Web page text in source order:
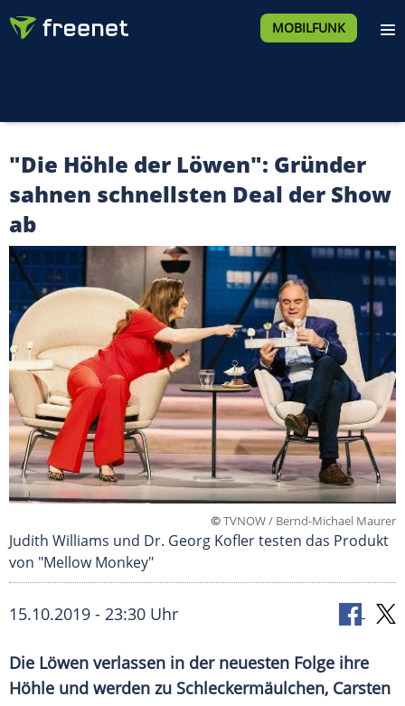
MOBILFUNK
"Die Höhle der Löwen": Gründer
sahnen schnellsten Deal der Show
ab
©TVNOW / Bernd-Michael Maurer
Judith Williams und Dr. Georg Kofler testen das Produkt
von "Mellow Monkey"
15.10.2019 - 23:30 Uhr
Die Löwen verlassen in der neuesten Folge ihre
Höhle und werden zu Schleckermäulchen, Carsten